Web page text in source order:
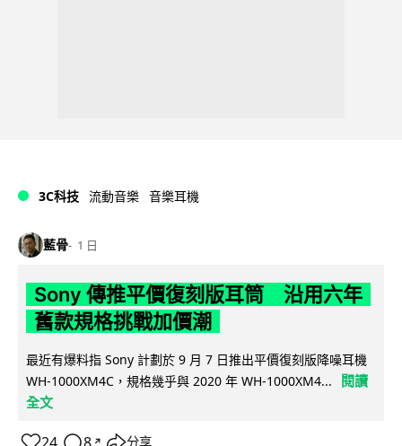
3C科技 流動音樂 音樂耳機
藍骨 1 日
Sony 傳推平價復刻版耳筒 沿用六年
舊款規格挑戰加價潮
最近有爆料指 Sony 計劃於 9 月 7 日推出平價復刻版降噪耳機
WH-1000XM4C，規格幾乎與 2020 年 WH-1000XM4...
閱讀
全文
↗ 分享